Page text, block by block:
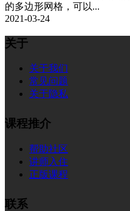
的多边形网格，可以...
2021-03-24
关于
关于我们
常见问题
关于隐私
课程推介
帮助社区
讲师入住
正版课程
联系